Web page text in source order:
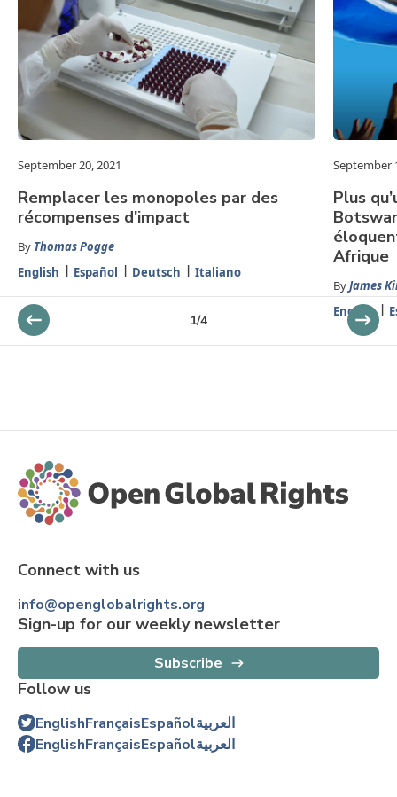
September 20, 2021
Remplacer les monopoles par des
récompenses d'impact
By Thomas Pogge
English
Español Deutsch Italiano
September
Plus
Afrique
ByJames
English
1/4
Connect with us
info@openglobalrights.org
Sign-up for our weekly newsletter
Subscribe
Follow us
EnglishFrançaisEspañolالعربية
EnglishFrançaisEspañolالعربية